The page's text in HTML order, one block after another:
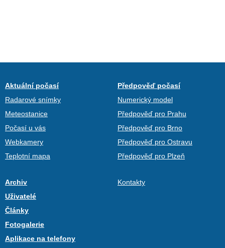
Aktuální počasí
Radarové snímky
Meteostanice
Počasí u vás
Webkamery
Teplotní mapa
Předpověď počasí
Numerický model
Předpověď pro Prahu
Předpověď pro Brno
Předpověď pro Ostravu
Předpověď pro Plzeň
Archiv
Uživatelé
Články
Fotogalerie
Aplikace na telefony
Kontakty